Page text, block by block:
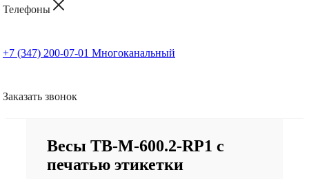
Телефоны
+7 (347) 200-07-01 Многоканальный
Заказать звонок
Весы TB-M-600.2-RP1 с
печатью этикетки